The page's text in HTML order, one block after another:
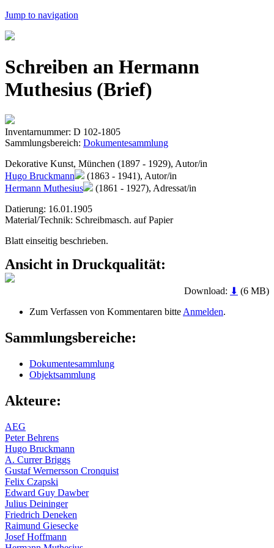
Jump to navigation
Schreiben an Hermann
Muthesius (Brief)
Inventarnummer: D 102-1805
Sammlungsbereich: Dokumentesammlung
Dekorative Kunst, München (1897 - 1929), Autor/in
Hugo Bruckmann
(1863 - 1941), Autor/in
Hermann Muthesius
(1861 - 1927), Adressat/in
Datierung: 16.01.1905
Material/Technik: Schreibmasch. auf Papier
Blatt einseitig beschrieben.
Ansicht in Druckqualität:
Download: ⬇ (6 MB)
Zum Verfassen von Kommentaren bitte Anmelden.
Sammlungsbereiche:
Dokumentesammlung
Objektsammlung
Akteure:
AEG
Peter Behrens
Hugo Bruckmann
A. Currer Briggs
Gustaf Wernersson Cronquist
Felix Czapski
Edward Guy Dawber
Julius Deininger
Friedrich Deneken
Raimund Giesecke
Josef Hoffmann